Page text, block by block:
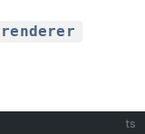
ts